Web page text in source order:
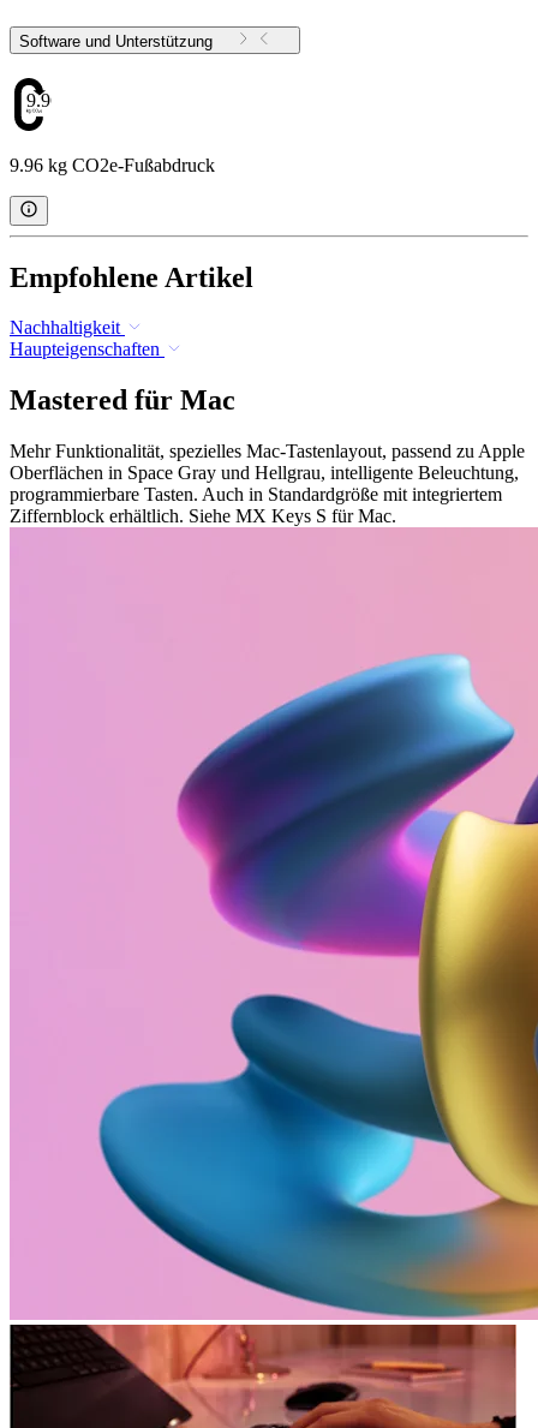
Software und Unterstützung
9.96
9.96 kg CO2e-Fußabdruck
Empfohlene Artikel
Nachhaltigkeit
Haupteigenschaften
Mastered für Mac
Mehr Funktionalität, spezielles Mac-Tastenlayout, passend zu Apple
Oberflächen in Space Gray und Hellgrau, intelligente Beleuchtung,
programmierbare Tasten. Auch in Standardgröße mit integriertem
Ziffernblock erhältlich. Siehe MX Keys S für Mac.